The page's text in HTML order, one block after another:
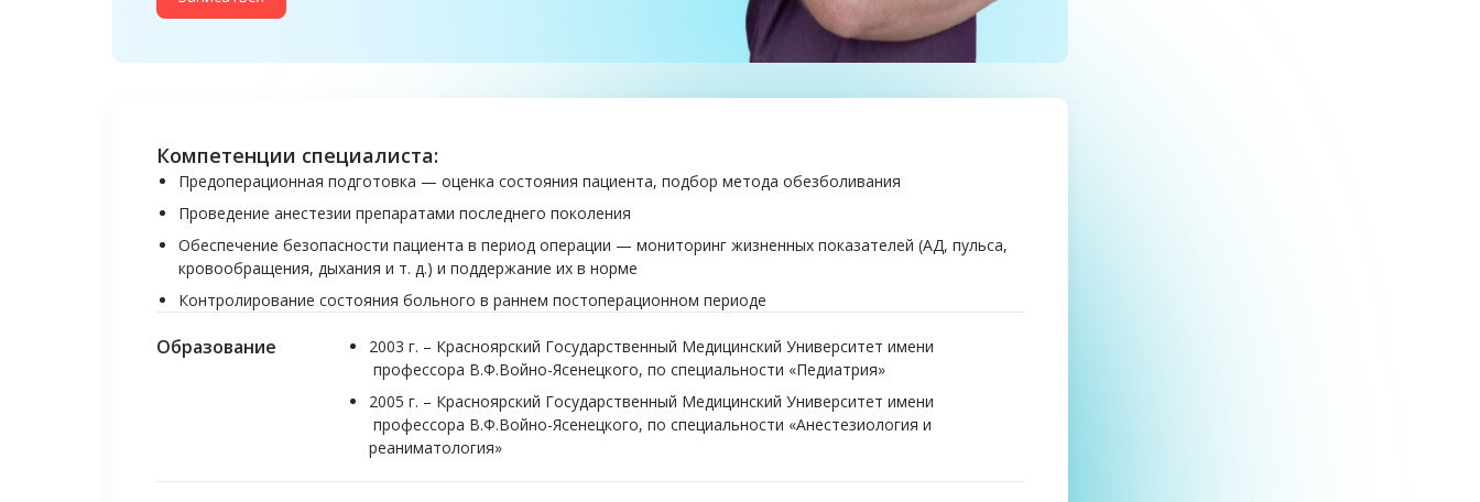
Компетенции специалиста:
Предоперационная подготовка — оценка состояния пациента, подбор метода обезболивания
Проведение анестезии препаратами последнего поколения
Обеспечение безопасности пациента в период операции — мониторинг жизненных показателей (АД, пульса,
кровообращения, дыхания и т. д.) и поддержание их в норме
Контролирование состояния больного в раннем постоперационном периоде
Образование
2003 г. – Красноярский Государственный Медицинский Университет имени
профессора В.Ф.Войно-Ясенецкого, по специальности «Педиатрия»
2005 г. – Красноярский Государственный Медицинский Университет имени
профессора В.Ф.Войно-Ясенецкого, по специальности «Анестезиология и
реаниматология»